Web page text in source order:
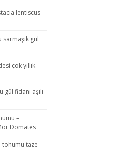
lentiscus
sarmaşık gül
çok yıllık
fidanı aşılı
–
Domates
tohumu taze